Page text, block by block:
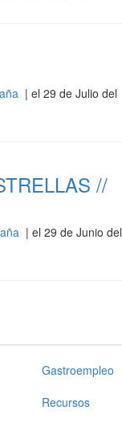
| el 29 de Julio del
//
| el 29 de Junio del
Gastroempleo
Recursos